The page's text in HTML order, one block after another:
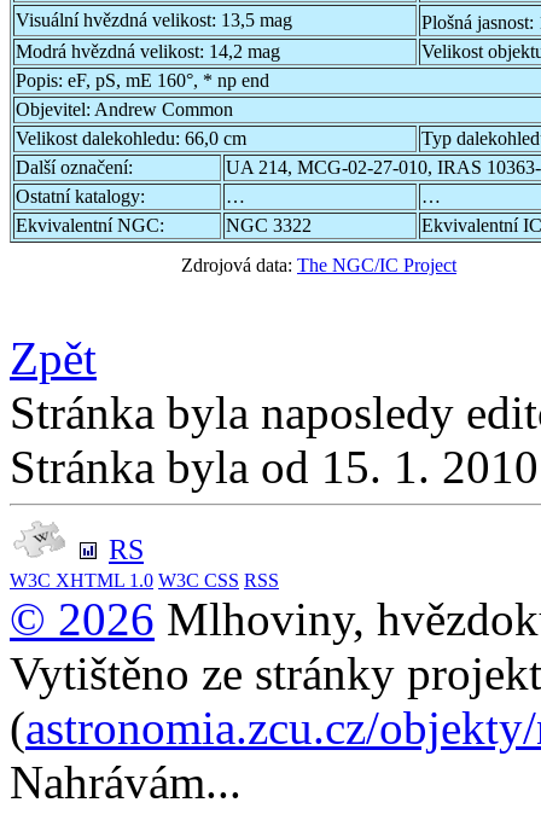
Visuální hvězdná velikost: 13,5 mag Plošná jasnost:
Modrá hvězdná velikost: 14,2 mag
Velikost
Popis: eF, pS, mE 160°, * np end
Objevitel: Andrew Common
Velikost dalekohledu: 66,0 cm
Typ
Další označení:
UA 214, MCG-02-27-010, IRAS
Ostatní katalogy:
…
…
Ekvivalentní NGC:
NGC 3322
Ekvivalentní
Zdrojová data: The NGC/IC Project
Zpět
Stránka byla naposledy
Stránka byla od 15. 1.
RS
W3C XHTML 1.0 W3C CSS RSS
© 2026 Mlhoviny,
Vytištěno ze stránky
(astronomia.zcu.cz/
Nahrávám...